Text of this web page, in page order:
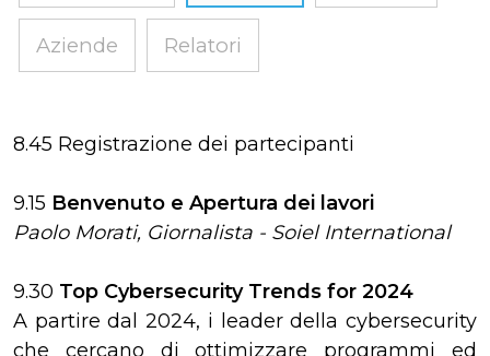
Aziende Relatori
8.45 Registrazione dei partecipanti
9.15 Benvenuto e Apertura dei lavori
Paolo Morati, Giornalista - Soiel International
9.30 Top Cybersecurity Trends for 2024
A partire dal 2024, i leader della cybersecurity
che cercano di ottimizzare programmi ed